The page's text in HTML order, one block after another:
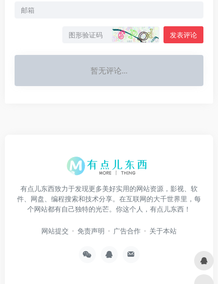
发表评论
暂无评论...
有点儿东西致力于发现更多美好实用的网站资源，影视、软
件、网盘、编程搜索和技术分享。在互联网的大千世界里，每
个网站都有自己独特的光芒。你这个人，有点儿东西！
网站提交 免责声明 广告合作 关于本站